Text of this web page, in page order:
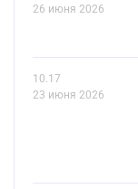
26 июня 2026
10.17
23 июня 2026